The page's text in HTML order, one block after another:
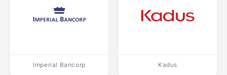
Imperial Bancorp Kadus